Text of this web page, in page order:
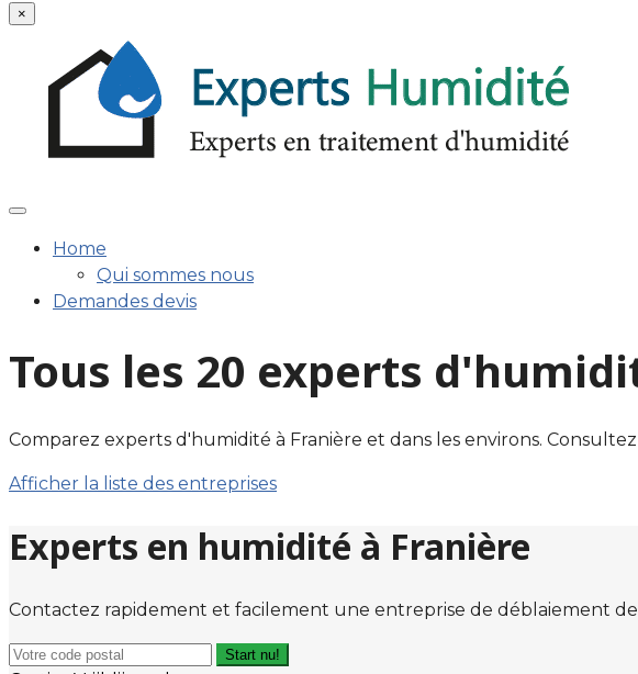
×
Home
Qui sommes nous
Demandes devis
Tous les 20 experts
Comparez experts d'humidité à Franière et dans les environs. Consultez
Afficher la liste des entreprises
Experts en humidité à Franière
Contactez rapidement et facilement une entreprise de déblaiement
Start nu!